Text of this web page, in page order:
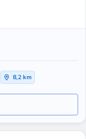
8,2 km